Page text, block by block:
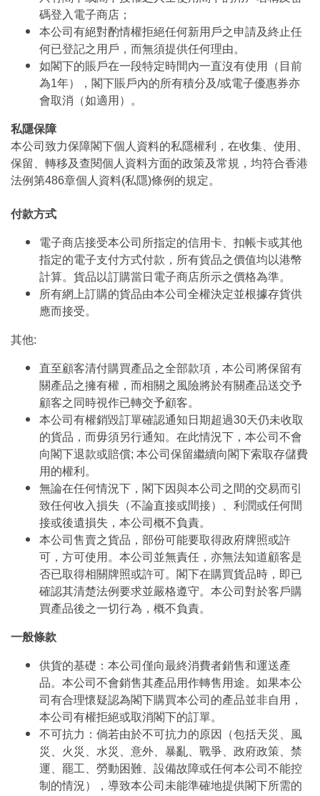
碼登入電子商店；
本公司有絕對酌情權拒絕任何新用戶之申請及終止任
何已登記之用戶，而無須提供任何理由。
如閣下的賬戶在一段特定時間內一直沒有使用（目前
為1年），閣下賬戶內的所有積分及/或電子優惠券亦
會取消（如適用）。
私隱保障
本公司致力保障閣下個人資料的私隱權利，在收集、使用、
保留、轉移及查閱個人資料方面的政策及常規，均符合香港
法例第486章個人資料(私隱)條例的規定。
付款方式
電子商店接受本公司所指定的信用卡、扣帳卡或其他
指定的電子支付方式付款，所有貨品之價值均以港幣
計算。貨品以訂購當日電子商店所示之價格為準。
所有網上訂購的貨品由本公司全權決定並根據存貨供
應而接受。
其他:
直至顧客清付購買產品之全部款項，本公司將保留有
關產品之擁有權，而相關之風險將於有關產品送交予
顧客之同時視作已轉交予顧客。
本公司有權銷毀訂單確認通知日期超過30天仍未收取
的貨品，而毋須另行通知。在此情況下，本公司不會
向閣下退款或賠償; 本公司保留繼續向閣下索取存儲費
用的權利。
無論在任何情況下，閣下因與本公司之間的交易而引
致任何收入損失（不論直接或間接）、利潤或任何間
接或後遺損失，本公司概不負責。
本公司售賣之貨品，部份可能要取得政府牌照或許
可，方可使用。本公司並無責任，亦無法知道顧客是
否已取得相關牌照或許可。閣下在購買貨品時，即已
確認其清楚法例要求並嚴格遵守。本公司對於客戶購
買產品後之一切行為，概不負責。
一般條款
供貨的基礎：本公司僅向最終消費者銷售和運送產
品。本公司不會銷售其產品用作轉售用途。如果本公
司有合理懷疑認為閣下購買本公司的產品並非自用，
本公司有權拒絕或取消閣下的訂單。
不可抗力：倘若由於不可抗力的原因（包括天災、風
災、火災、水災、意外、暴亂、戰爭、政府政策、禁
運、罷工、勞動困難、設備故障或任何本公司不能控
制的情況），導致本公司未能準確地提供閣下所需的